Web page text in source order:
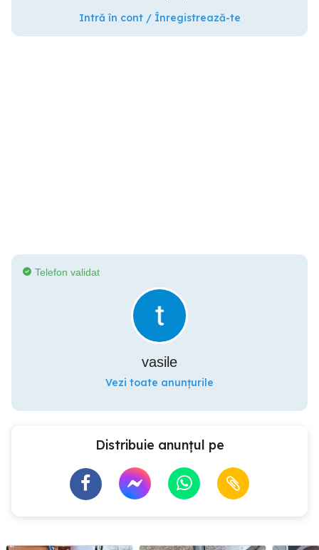
Intră în cont / Înregistrează-te
Telefon validat
vasile
Vezi toate anunțurile
Distribuie anunțul pe